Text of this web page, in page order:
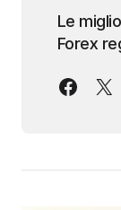
Le
Forex